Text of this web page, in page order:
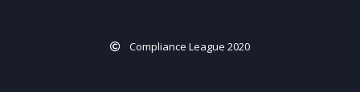
Compliance League 2020